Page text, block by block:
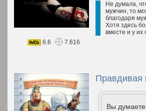
Не думала,
мужчин, то
благодаря
Хотя здесь
вместе и у их
6.6
7.616
Правдивая
Вы